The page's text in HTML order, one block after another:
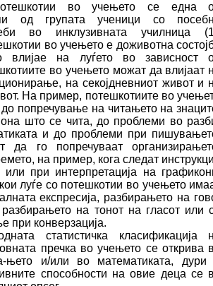
во учењето се една
од групата уче­ни­ци со
во ин­клу­зив­на­та училница
во учењето е доживотна
влијае на луѓето во зависност
во учењето мо­жат да влијаат
на секојдневниот живот и
На пример, по­теш­ко­тии­те во
по­пре­чу­вање на читањето на
што се чита, до проблеми во
и до проблеми при
да го по­пре­чу­ваат
на пример, кога следат
при интерпретација на
луѓе со по­теш­ко­тии во учењето
експресија, разбирањето на
на тонот на гла­сот или
при кон­вер­за­ција.
статистичка кла­си­фи­ка­ција
пречка во учењето се открива
ње­то и/или во математиката, дури
способности на овие деца се